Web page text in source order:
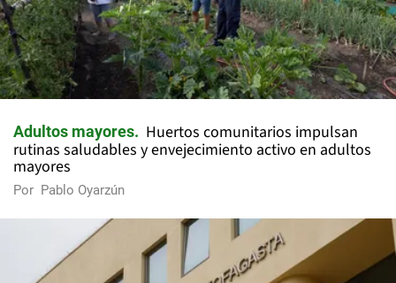
Adultos mayores
Huertos comunitarios impulsan
rutinas saludables y envejecimiento activo en adultos
mayores
Por Pablo Oyarzún